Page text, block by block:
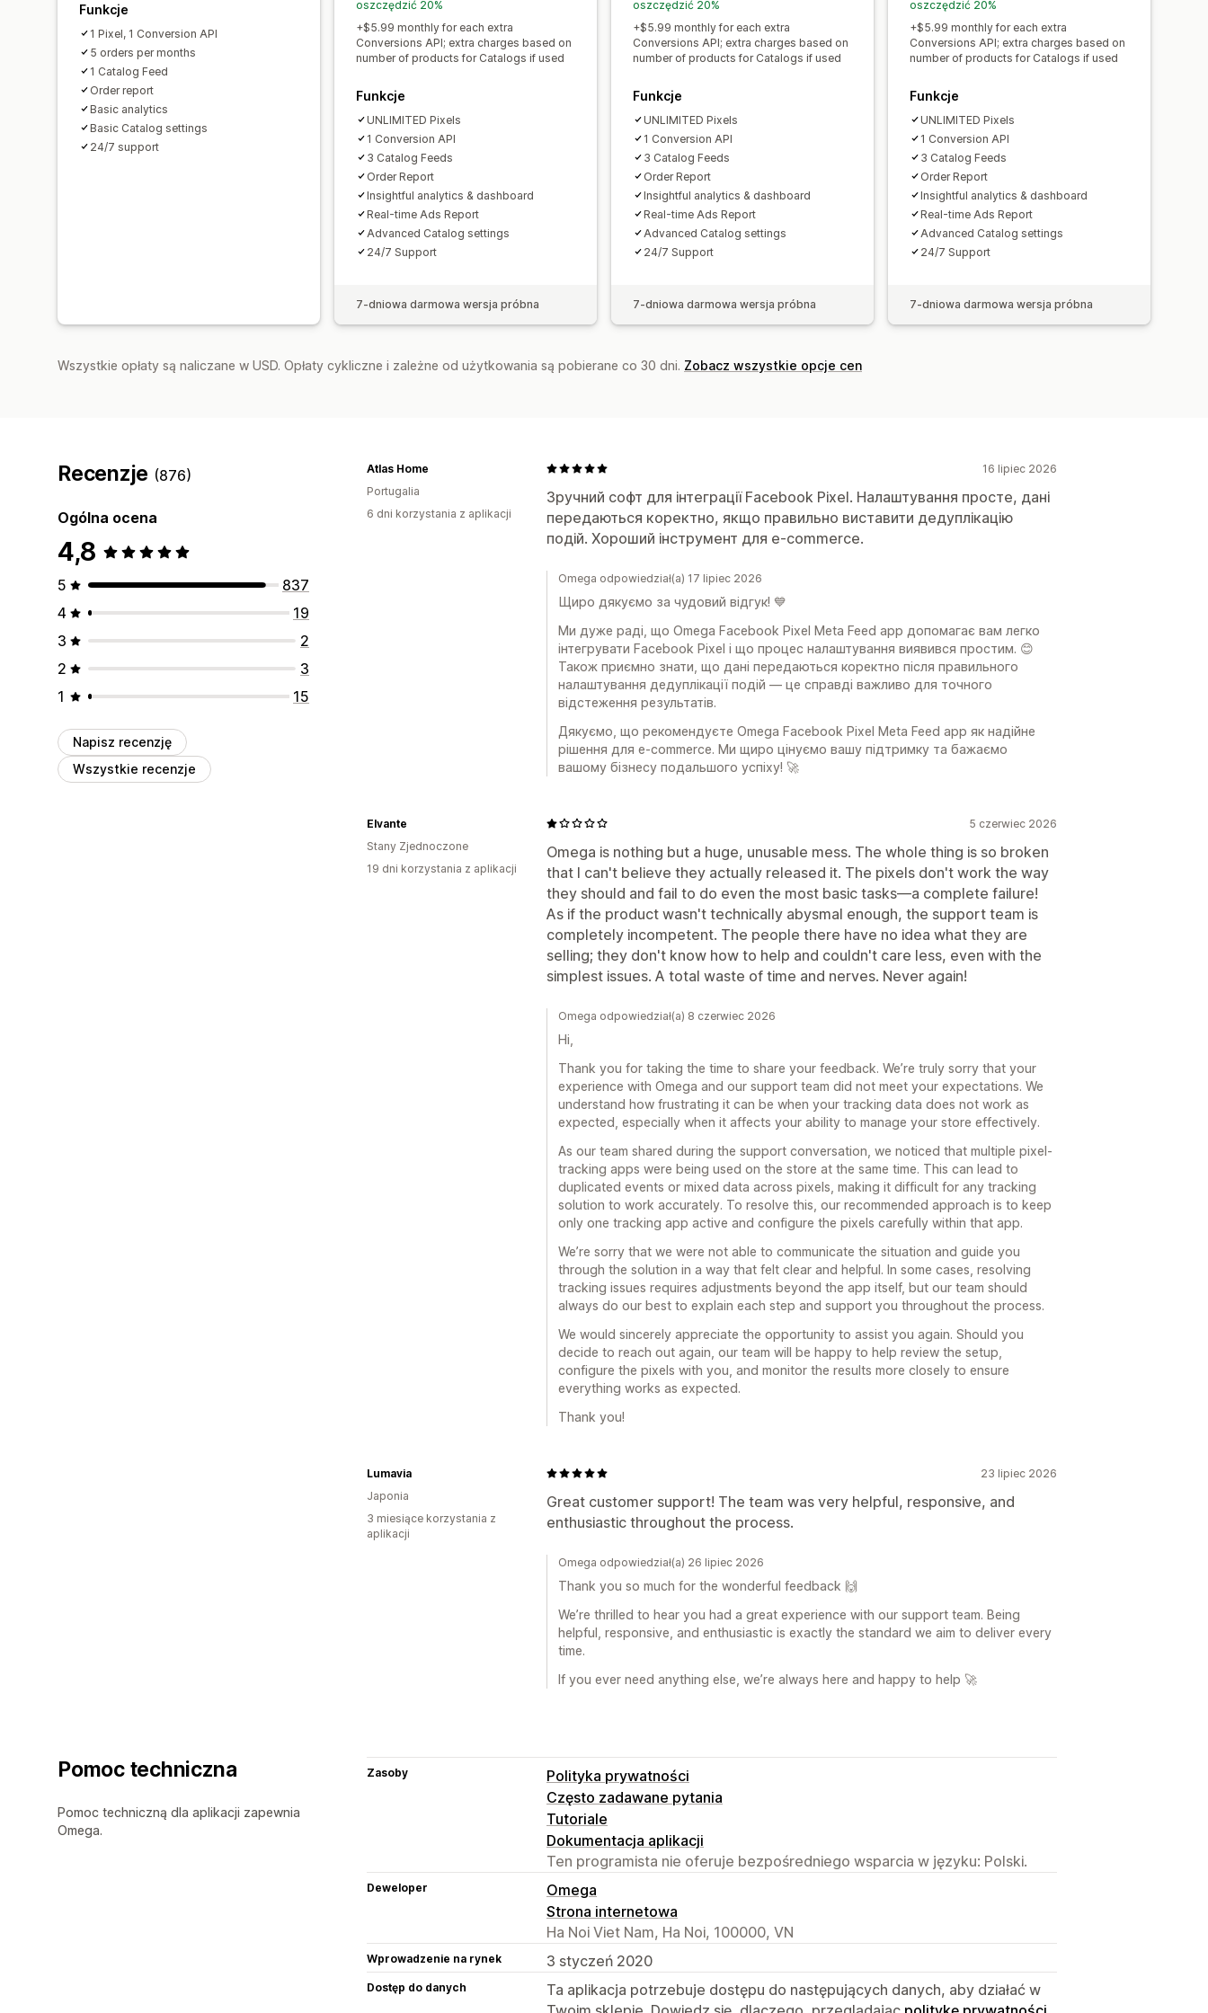
Funkcje
1 Pixel, 1 Conversion API
5 orders per months
1 Catalog Feed
Order report
Basic analytics
Basic Catalog settings
24/7 support
oszczędzić 20%
+$5.99 monthly for each extra
Conversions API; extra charges based on
number of products for Catalogs if used
Funkcje
UNLIMITED Pixels
1 Conversion API
3 Catalog Feeds
Order Report
Insightful analytics & dashboard
Real-time Ads Report
Advanced Catalog settings
24/7 Support
7-dniowa darmowa wersja próbna
oszczędzić 20%
+$5.99 monthly for each extra
Conversions API; extra charges based on
number of products for Catalogs if used
Funkcje
UNLIMITED Pixels
1 Conversion API
3 Catalog Feeds
Order Report
Insightful analytics & dashboard
Real-time Ads Report
Advanced Catalog settings
24/7 Support
7-dniowa darmowa wersja próbna
oszczędzić 20%
+$5.99 monthly for each extra
Conversions API; extra charges based on
number of products for Catalogs if used
Funkcje
UNLIMITED Pixels
1 Conversion API
3 Catalog Feeds
Order Report
Insightful analytics & dashboard
Real-time Ads Report
Advanced Catalog settings
24/7 Support
7-dniowa darmowa wersja próbna
Wszystkie opłaty są naliczane w USD. Opłaty cykliczne i zależne od użytkowania są pobierane co 30 dni. Zobacz wszystkie opcje cen
Recenzje (876)
Ogólna ocena
4,8
5
837
4
19
3
2
2
3
1
15
Napisz recenzję
Wszystkie recenzje
16 lipiec 2026
Зручний софт для інтеграції Facebook Pixel. Налаштування просте, дані
передаються коректно, якщо правильно виставити дедуплікацію
подій. Хороший інструмент для e-commerce.
Atlas Home
Portugalia
6 dni korzystania z aplikacji
Omega odpowiedział(a) 17 lipiec 2026
Щиро дякуємо за чудовий відгук! 💙
Ми дуже раді, що Omega Facebook Pixel Meta Feed app допомагає вам легко
інтегрувати Facebook Pixel і що процес налаштування виявився простим. 😊
Також приємно знати, що дані передаються коректно після правильного
налаштування дедуплікації подій — це справді важливо для точного
відстеження результатів.
Дякуємо, що рекомендуєте Omega Facebook Pixel Meta Feed app як надійне
рішення для e-commerce. Ми щиро цінуємо вашу підтримку та бажаємо
вашому бізнесу подальшого успіху! 🚀
5 czerwiec 2026
Omega is nothing but a huge, unusable mess. The whole thing is so broken
that I can't believe they actually released it. The pixels don't work the way
they should and fail to do even the most basic tasks—a complete failure!
As if the product wasn't technically abysmal enough, the support team is
completely incompetent. The people there have no idea what they are
selling; they don't know how to help and couldn't care less, even with the
simplest issues. A total waste of time and nerves. Never again!
Elvante
Stany Zjednoczone
19 dni korzystania z aplikacji
Omega odpowiedział(a) 8 czerwiec 2026
Hi,
Thank you for taking the time to share your feedback. We’re truly sorry that your
experience with Omega and our support team did not meet your expectations. We
understand how frustrating it can be when your tracking data does not work as
expected, especially when it affects your ability to manage your store effectively.
As our team shared during the support conversation, we noticed that multiple pixel-
tracking apps were being used on the store at the same time. This can lead to
duplicated events or mixed data across pixels, making it difficult for any tracking
solution to work accurately. To resolve this, our recommended approach is to keep
only one tracking app active and configure the pixels carefully within that app.
We’re sorry that we were not able to communicate the situation and guide you
through the solution in a way that felt clear and helpful. In some cases, resolving
tracking issues requires adjustments beyond the app itself, but our team should
always do our best to explain each step and support you throughout the process.
We would sincerely appreciate the opportunity to assist you again. Should you
decide to reach out again, our team will be happy to help review the setup,
configure the pixels with you, and monitor the results more closely to ensure
everything works as expected.
Thank you!
23 lipiec 2026
Great customer support! The team was very helpful, responsive, and
enthusiastic throughout the process.
Lumavia
Japonia
3 miesiące korzystania z
aplikacji
Omega odpowiedział(a) 26 lipiec 2026
Thank you so much for the wonderful feedback 🙌
We’re thrilled to hear you had a great experience with our support team. Being
helpful, responsive, and enthusiastic is exactly the standard we aim to deliver every
time.
If you ever need anything else, we’re always here and happy to help 🚀
Pomoc techniczna
Pomoc techniczną dla aplikacji zapewnia
Omega.
Zasoby
Polityka prywatności
Często zadawane pytania
Tutoriale
Dokumentacja aplikacji
Ten programista nie oferuje bezpośredniego wsparcia w języku: Polski.
Deweloper
Omega
Strona internetowa
Ha Noi Viet Nam, Ha Noi, 100000, VN
Wprowadzenie na rynek 3 styczeń 2020
Dostęp do danych
Ta aplikacja potrzebuje dostępu do następujących danych, aby działać w